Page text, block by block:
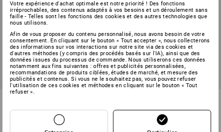
PROMO -34%
Tailles disponibles
PROMO -47%
Tailles disponibles
Votre expérience d'achat optimale est notre priorité ! Des fonctions
irréprochables, des contenus adaptés à vos besoins et un déroulement sans
faille - Telles sont les fonctions des cookies et des autres technologies que
nous utilisons.
Afin de vous proposer du contenu personnalisé, nous avons besoin de votre
consentement. En cliquant sur le bouton « Tout accepter », nous collecterons
des informations sur vos interactions sur notre site via des cookies et
d'autres méthodes (y compris des procédés basés sur l'IA), ainsi que des
données issues du processus de commande. Nous utiliserons ces données
notamment aux fins suivantes : offres et publicités personnalisées,
recommandations de produits ciblées, études de marché, et mesure des
publicités et contenus. Si vous ne le souhaitez pas, vous pouvez refuser
l'utilisation de ces cookies et méthodes en cliquant sur le bouton « Tout
refuser ».